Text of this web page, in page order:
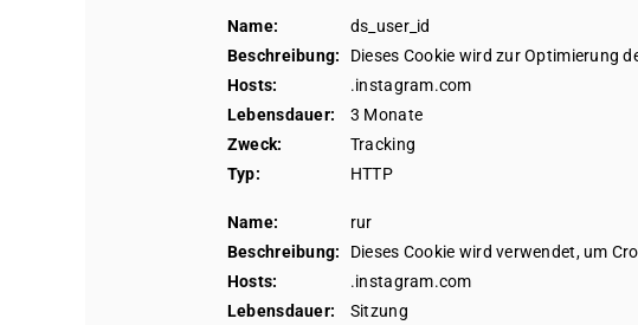
Name:
ds_user_id
Beschreibung:
Dieses Cookie wird zur Optimierung
Hosts:
.instagram.com
Lebensdauer:
3 Monate
Zweck:
Tracking
Typ:
HTTP
Name:
rur
Beschreibung:
Dieses Cookie wird verwendet, um
Hosts:
.instagram.com
Lebensdauer:
Sitzung